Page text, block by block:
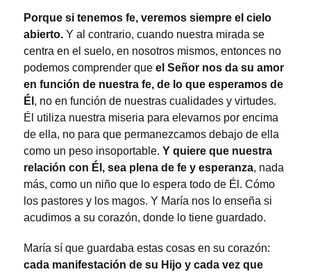
Porque si tenemos fe, veremos siempre el cielo
abierto. Y al contrario, cuando nuestra mirada se
centra en el suelo, en nosotros mismos, entonces no
podemos comprender que el Señor nos da su amor
en función de nuestra fe, de lo que esperamos de
Él , no en función de nuestras cualidades y virtudes.
Él utiliza nuestra miseria para elevarnos por encima
de ella, no para que permanezcamos debajo de ella
como un peso insoportable. Y quiere que nuestra
relación con Él, sea plena de fe y esperanza, nada
más, como un niño que lo espera todo de Él. Cómo
los pastores y los magos. Y María nos lo enseña si
acudimos a su corazón, donde lo tiene guardado.
María sí que guardaba estas cosas en su corazón:
cada manifestación de su Hijo y cada vez que